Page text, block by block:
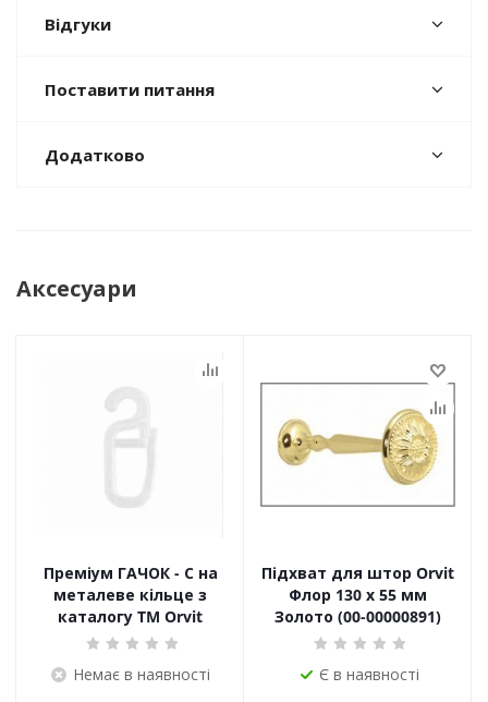
Відгуки
Поставити питання
Додатково
Аксесуари
Преміум ГАЧОК - С на
металеве кільце з
каталогу TM Orvit
Немає в наявності
Підхват для штор Orvit
Флор 130 х 55 мм
Золото (00-00000891)
Є в наявності